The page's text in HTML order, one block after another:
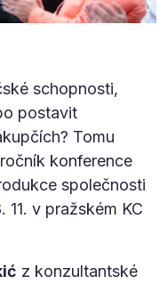
schopnosti,
postavit
Tomu
konference
společnosti
v pražském KC
z konzultantské